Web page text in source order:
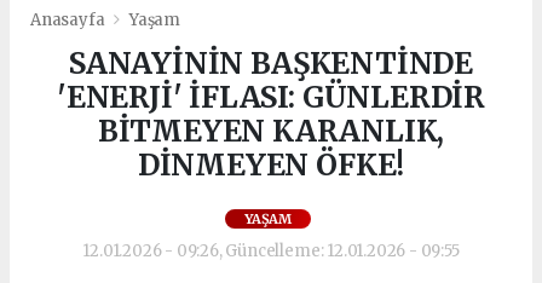
Anasayfa Yaşam
SANAYİNİN BAŞKENTİNDE
'ENERJİ' İFLASI: GÜNLERDİR
BİTMEYEN KARANLIK,
DİNMEYEN ÖFKE!
YAŞAM
12.01.2026 - 09:26, Güncelleme: 12.01.2026 - 09:55